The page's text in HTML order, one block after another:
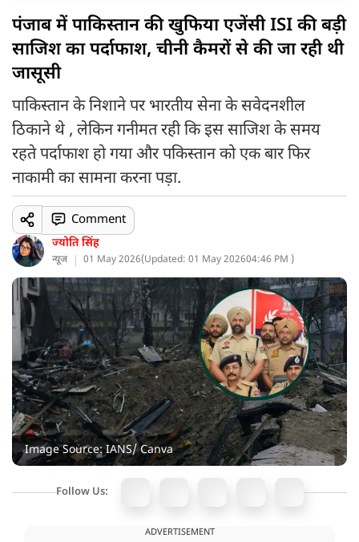
पंजाब में पाकिस्तान की खुफिया एजेंसी ISI की बड़ी
साजिश का पर्दाफाश, चीनी कैमरों से की जा रही थी
जासूसी
पाकिस्तान के निशाने पर भारतीय सेना के सवेदनशील
ठिकाने थे , लेकिन गनीमत रही कि इस साजिश के समय
रहते पर्दाफाश हो गया और पकिस्तान को एक बार फिर
नाकामी का सामना करना पड़ा.
ज्योति सिंह
न्यूज 01 May 2026(Updated: 01 May 202604:46 PM )
Comment
Image Source: IANS/ Canva
Follow Us:
ADVERTISEMENT